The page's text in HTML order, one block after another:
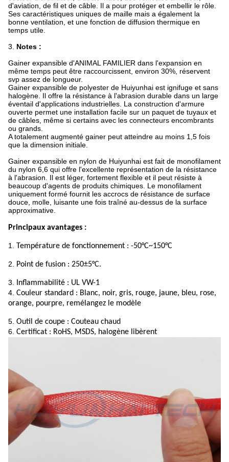
d'aviation, de fil et de câble. Il a pour protéger et embellir le rôle.
Ses caractéristiques uniques de maille mais a également la
bonne ventilation, et une fonction de diffusion thermique en
temps utile.
3. Notes :
Gainer expansible d'ANIMAL FAMILIER dans l'expansion en
même temps peut être raccourcissent, environ 30%, réservent
svp assez de longueur.
Gainer expansible de polyester de Huiyunhai est ignifuge et sans
halogène. Il offre la résistance à l'abrasion durable dans un large
éventail d'applications industrielles. La construction d'armure
ouverte permet une installation facile sur un paquet de tuyaux et
de câbles, même si certains avec les connecteurs encombrants
ou grands.
A totalement augmenté gainer peut atteindre au moins 1,5 fois
que la dimension initiale.
Gainer expansible en nylon de Huiyunhai est fait de monofilament
du nylon 6,6 qui offre l'excellente représentation de la résistance
à l'abrasion. Il est léger, fortement flexible et il peut résiste à
beaucoup d'agents de produits chimiques. Le monofilament
uniquement formé fournit les accrocs de résistance de surface
douce, molle, luisante une fois traîné au-dessus de la surface
approximative.
Principaux avantages :
1. Température de fonctionnement : -50°C~150°C
2. Point de fusion : 250±5°C.
3.
Inflammabilité : UL VW-1
4. Couleur standard : Blanc, noir, gris, rouge, jaune, bleu, rose,
orange, pourpre, remélangez le modèle
5. Outil de coupe : Couteau chaud
6. Certificat : RoHS, MSDS, halogène libèrent